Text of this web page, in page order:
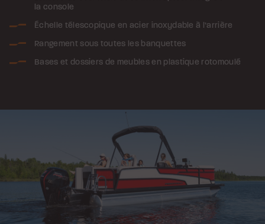
la console
Échelle télescopique en acier inoxydable à l’arrière
Rangement sous toutes les banquettes
Bases et dossiers de meubles en plastique rotomoulé